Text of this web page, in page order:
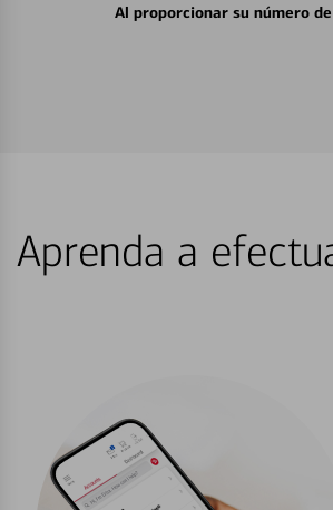
Al proporcionar su número
Aprenda a